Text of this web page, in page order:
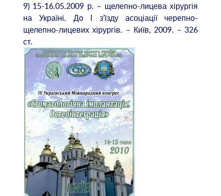
9) 15-16.05.2009 р. – щелепно-лицева хірургія
на Україні. До І з’їзду асоціації черепно-
щелепно-лицевих хірургів. – Київ, 2009. – 326
ст.